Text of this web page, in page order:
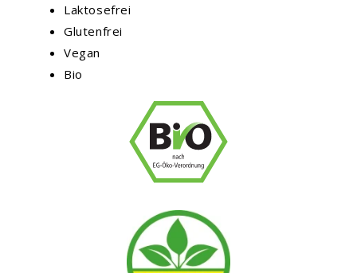
Laktosefrei
Glutenfrei
Vegan
Bio